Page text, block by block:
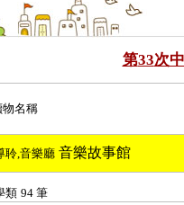
第33次
名稱
聆,音樂廳音樂故事館
類 94 筆